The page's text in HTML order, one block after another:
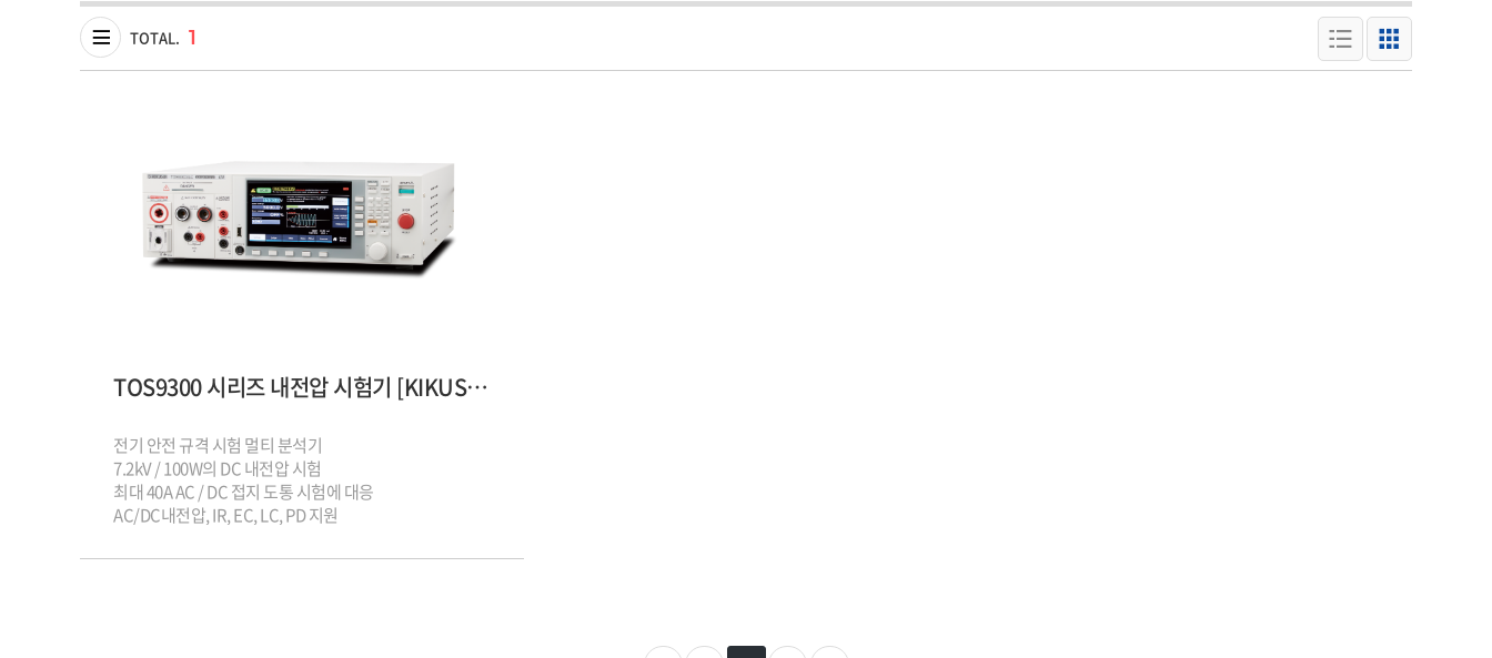
TOTAL. 1
TOS9300 시리즈 내전압 시험기 [KIKUSUI] 기쿠수이 안전규격시험기
전기 안전 규격 시험 멀티 분석기
7.2kV / 100W의 DC 내전압 시험
최대 40A AC / DC 접지 도통 시험에 대응
AC/DC내전압, IR, EC, LC, PD 지원